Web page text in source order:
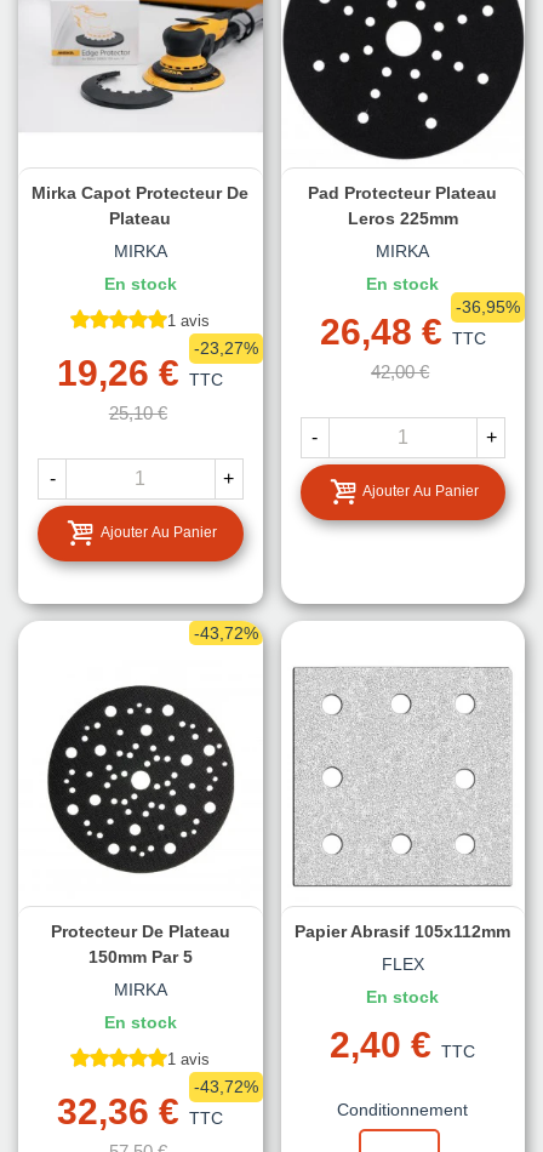
Mirka Capot Protecteur De
Plateau
MIRKA
En stock
1 avis
19,26 € TTC
25,10 €
-23,27%
- +
Ajouter Au Panier
Pad Protecteur Plateau
Leros 225mm
MIRKA
En stock
26,48 € TTC
42,00 €
-36,95%
- +
Ajouter Au Panier
-43,72%
Protecteur De Plateau
150mm Par 5
MIRKA
En stock
1 avis
32,36 € TTC
-43,72%
Papier Abrasif 105x112mm
FLEX
En stock
2,40 € TTC
Conditionnement